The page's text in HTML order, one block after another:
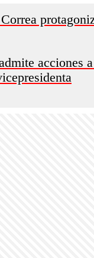
acciones